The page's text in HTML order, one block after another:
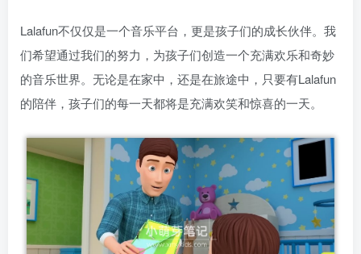
Lalafun不仅仅是一个音乐平台，更是孩子们的成长伙伴。我
们希望通过我们的努力，为孩子们创造一个充满欢乐和奇妙
的音乐世界。无论是在家中，还是在旅途中，只要有Lalafun
的陪伴，孩子们的每一天都将是充满欢笑和惊喜的一天。